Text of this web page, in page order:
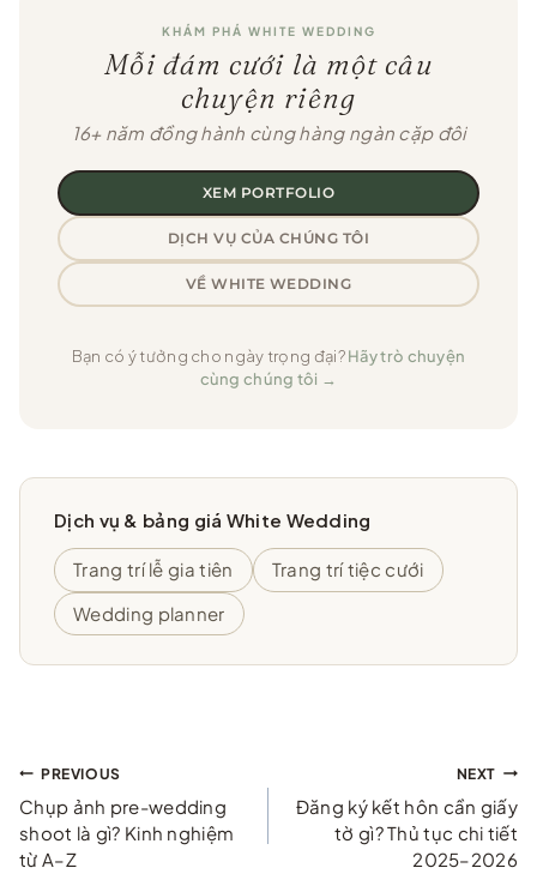
KHÁM PHÁ WHITE WEDDING
Mỗi đám cưới là một câu
chuyện riêng
16+ năm đồng hành cùng hàng ngàn cặp đôi
XEM PORTFOLIO
DỊCH VỤ CỦA CHÚNG TÔI
VỀ WHITE WEDDING
Bạn có ý tưởng cho ngày trọng đại?Hãy trò chuyện
cùng chúng tôi →
Dịch vụ & bảng giá White Wedding
Trang trí lễ gia tiên
Trang trí tiệc cưới
Wedding planner
Điều
hướng
bài
PREVIOUS
Chụp ảnh pre-wedding
shoot là gì? Kinh nghiệm
từ A–Z
NEXT
Đăng ký kết hôn cần giấy
tờ gì? Thủ tục chi tiết
2025–2026